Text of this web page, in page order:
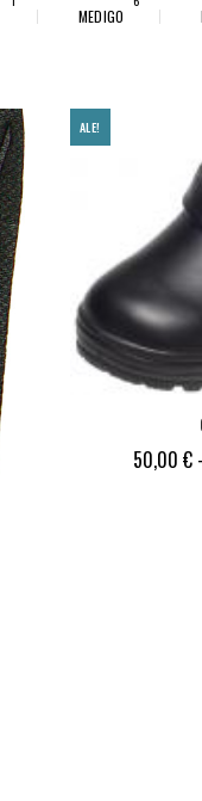
MEDIGO
ALE!
50,00 €